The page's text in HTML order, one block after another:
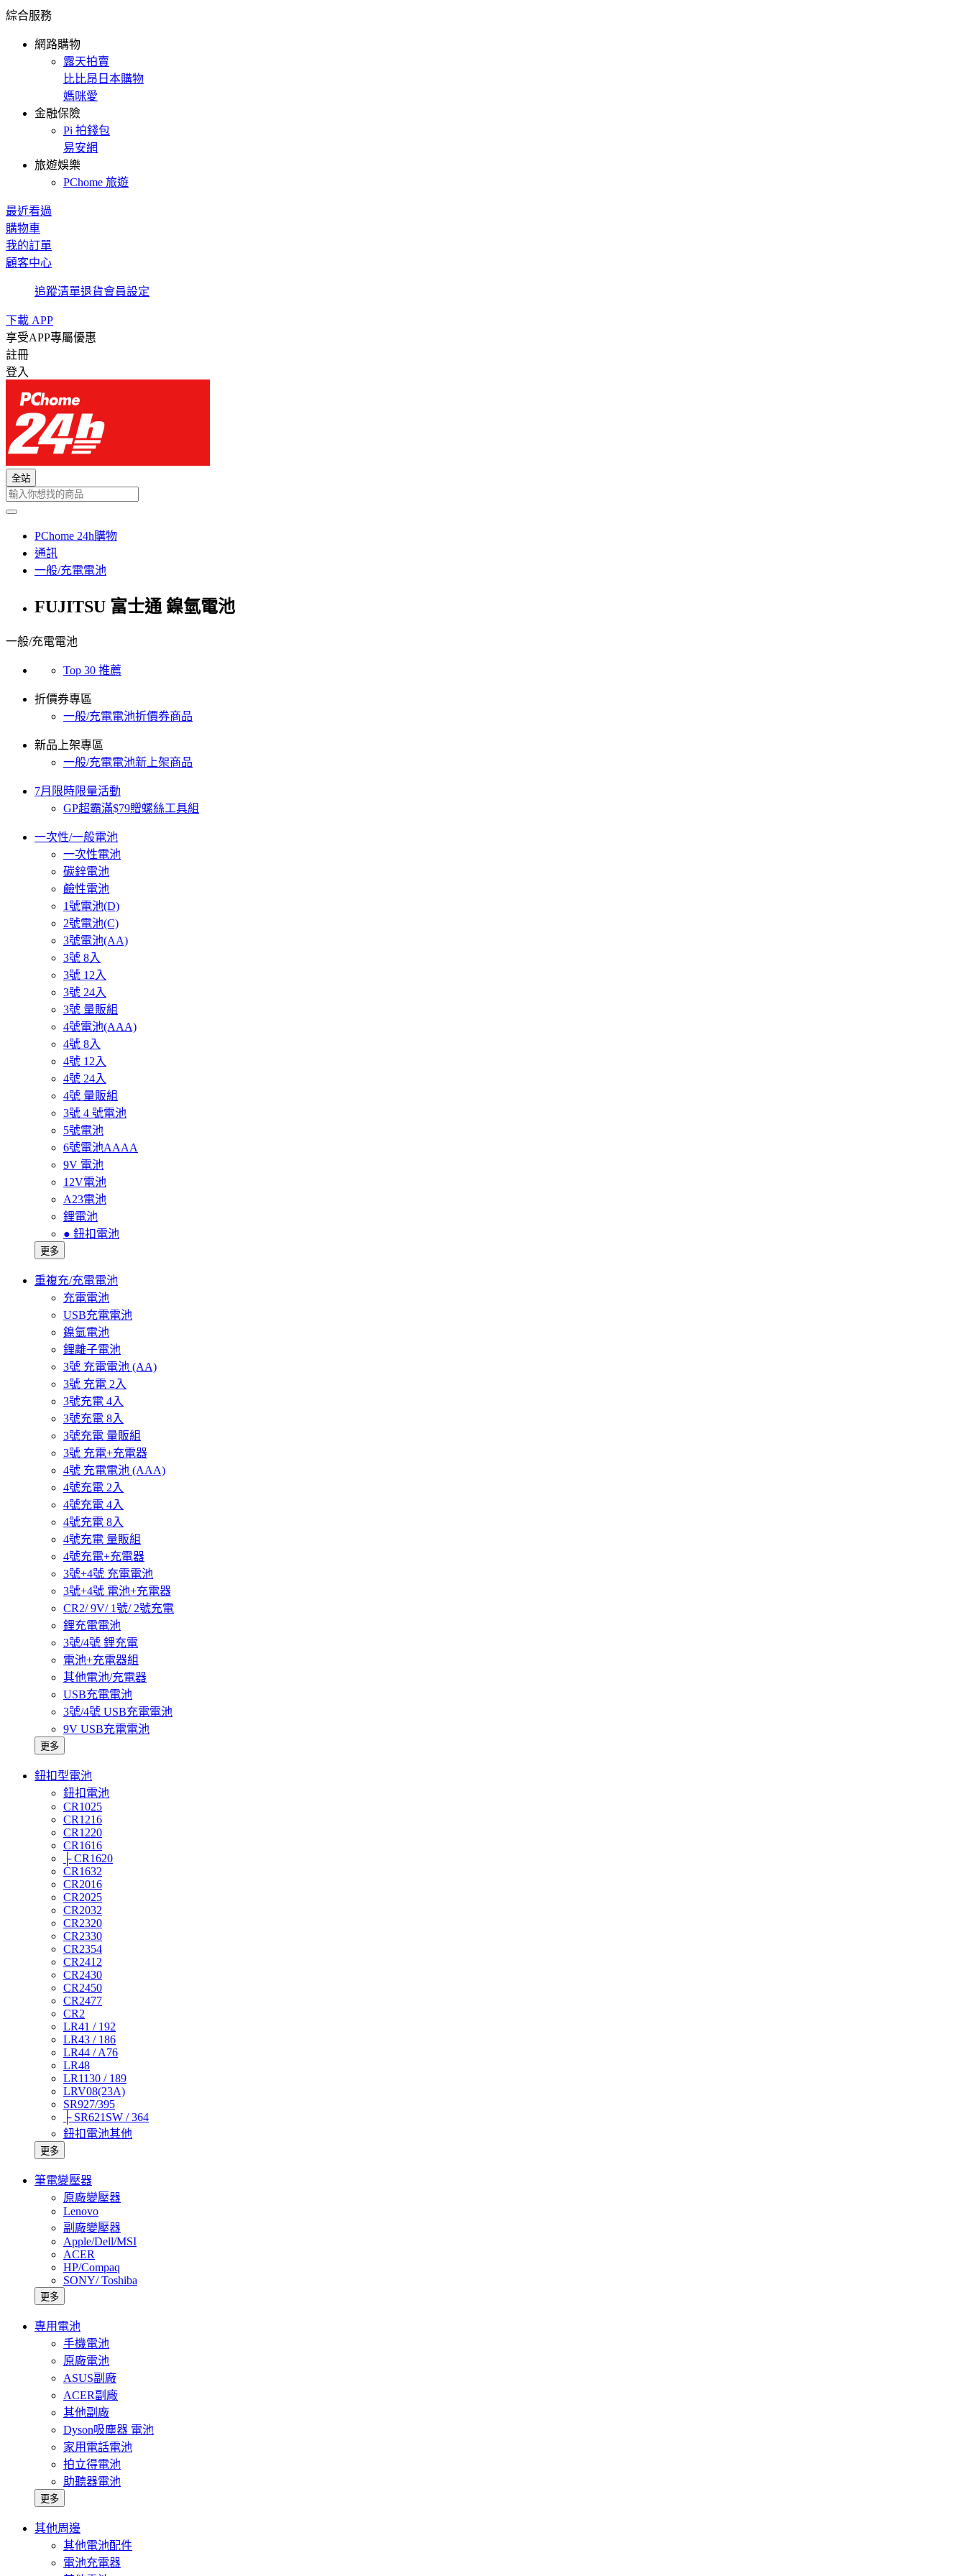
綜合服務
網路購物
露天拍賣
比比昂日本購物
媽咪愛
金融保險
Pi 拍錢包
易安網
旅遊娛樂
PChome 旅遊
最近看過
購物車
我的訂單
顧客中心
追蹤清單退貨會員設定
下載 APP
享受APP專屬優惠
註冊
登入
全站
PChome 24h購物
通訊
一般/充電電池
FUJITSU 富士通 鎳氫電池
一般/充電電池
Top 30 推薦
折價券專區
一般/充電電池折價券商品
新品上架專區
一般/充電電池新上架商品
7月限時限量活動
GP超霸滿$79贈螺絲工具組
一次性/一般電池
一次性電池
碳鋅電池
鹼性電池
1號電池(D)
2號電池(C)
3號電池(AA)
3號 8入
3號 12入
3號 24入
3號 量販組
4號電池(AAA)
4號 8入
4號 12入
4號 24入
4號 量販組
3號 4 號電池
5號電池
6號電池AAAA
9V 電池
12V電池
A23電池
鋰電池
● 鈕扣電池
更多
重複充/充電電池
充電電池
USB充電電池
鎳氫電池
鋰離子電池
3號 充電電池 (AA)
3號 充電 2入
3號充電 4入
3號充電 8入
3號充電 量販組
3號 充電+充電器
4號 充電電池 (AAA)
4號充電 2入
4號充電 4入
4號充電 8入
4號充電 量販組
4號充電+充電器
3號+4號 充電電池
3號+4號 電池+充電器
CR2/ 9V/ 1號/ 2號充電
鋰充電電池
3號/4號 鋰充電
電池+充電器組
其他電池/充電器
USB充電電池
3號/4號 USB充電電池
9V USB充電電池
更多
鈕扣型電池
鈕扣電池
CR1025
CR1216
CR1220
CR1616
├ CR1620
CR1632
CR2016
CR2025
CR2032
CR2320
CR2330
CR2354
CR2412
CR2430
CR2450
CR2477
CR2
LR41 / 192
LR43 / 186
LR44 / A76
LR48
LR1130 / 189
LRV08(23A)
SR927/395
├ SR621SW / 364
鈕扣電池其他
更多
筆電變壓器
原廠變壓器
Lenovo
副廠變壓器
Apple/Dell/MSI
ACER
HP/Compaq
SONY/ Toshiba
更多
專用電池
手機電池
原廠電池
ASUS副廠
ACER副廠
其他副廠
Dyson吸塵器 電池
家用電話電池
拍立得電池
助聽器電池
更多
其他周邊
其他電池配件
電池充電器